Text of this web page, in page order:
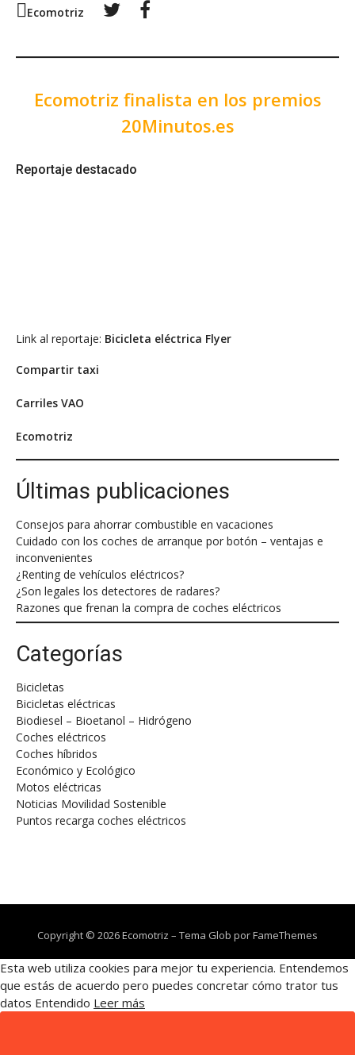
Ecomotriz Twitter
Ecomotriz finalista en los premios
20Minutos.es
Reportaje destacado
Link al reportaje: Bicicleta eléctrica Flyer
Compartir taxi
Carriles VAO
Ecomotriz
Últimas publicaciones
Consejos para ahorrar combustible en vacaciones
Cuidado con los coches de arranque por botón – ventajas e
inconvenientes
¿Renting de vehículos eléctricos?
¿Son legales los detectores de radares?
Razones que frenan la compra de coches eléctricos
Categorías
Bicicletas
Bicicletas eléctricas
Biodiesel – Bioetanol – Hidrógeno
Coches eléctricos
Coches híbridos
Económico y Ecológico
Motos eléctricas
Noticias Movilidad Sostenible
Puntos recarga coches eléctricos
Copyright © 2026 Ecomotriz – Tema Glob porFameThemes
Esta web utiliza cookies para mejor tu experiencia. Entendemos
que estás de acuerdo pero puedes concretar cómo trator tus
datos Entendido Leer más